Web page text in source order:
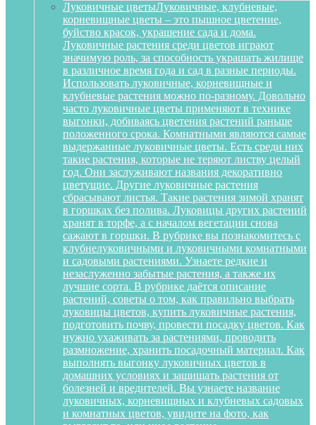
Луковичные цветыЛуковичные, клубневые,
корневищные цветы – это пышное цветение,
буйство красок, украшение сада и дома.
Луковичные растения среди цветов играют
значимую роль, за способность украшать жилище
в различное время года и сад в разные периоды.
Использовать луковичные, корневищные и
клубневые растения можно по-разному. Довольно
часто луковичные цветы применяют в технике
выгонки, добиваясь цветения растений раньше
положенного срока. Комнатными являются самые
выдержанные луковичные цветы. Есть среди них
такие растения, которые не теряют листву целый
год. Они заслуживают названия декоративно
цветущие. Другие луковичные растения
сбрасывают листья. Такие растения зимой хранят
в горшках без полива. Луковицы других растений
хранят в торфе, а с началом вегетации снова
сажают в горшки. В рубрике вы познакомитесь с
клубнелуковичными и луковичными комнатными
и садовыми растениями. Узнаете редкие и
незаслуженно забытые растения, а также их
лучшие сорта. В рубрике даётся описание
растений, советы о том, как правильно выбрать
луковицы цветов, купить луковичные растения,
подготовить почву, провести посадку цветов. Как
нужно ухаживать за растениями, проводить
размножение, хранить посадочный материал. Как
выполнять выгонку луковичных цветов в
домашних условиях и защищать растения от
болезней и вредителей. Вы узнаете название
луковичных, корневищных и клубневых садовых
и комнатных цветов, увидите на фото, как